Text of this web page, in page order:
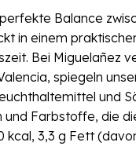
Balance
in einem
Bei Miguelañez
spiegeln
und
Farbstoffe, die
3,3 g Fett